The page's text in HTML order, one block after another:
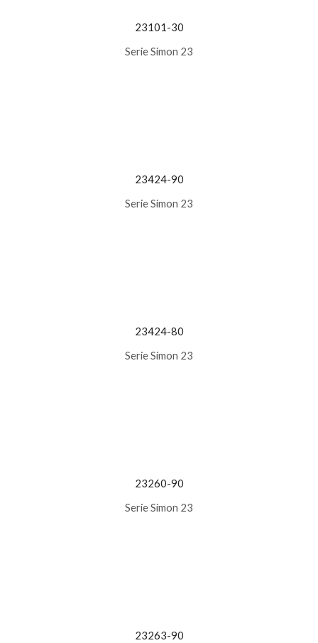
23101-30
Serie Simon 23
23424-90
Serie Simon 23
23424-80
Serie Simon 23
23260-90
Serie Simon 23
23263-90